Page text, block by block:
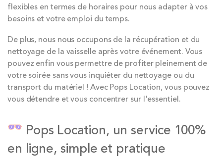
flexibles en termes de horaires pour nous adapter à vos
besoins et votre emploi du temps.
De plus, nous nous occupons de la récupération et du
nettoyage de la vaisselle après votre événement. Vous
pouvez enfin vous permettre de profiter pleinement de
votre soirée sans vous inquiéter du nettoyage ou du
transport du matériel ! Avec Pops Location, vous pouvez
vous détendre et vous concentrer sur l'essentiel.
Pops Location, un service 100%
en ligne, simple et pratique